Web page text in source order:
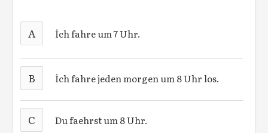
A İch fahre um 7 Uhr.
B İch fahre jeden morgen um 8 Uhr los.
C Du faehrst um 8 Uhr.